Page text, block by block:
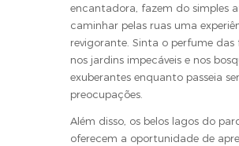
encantadora, fazem do simples
caminhar pelas ruas uma
revigorante. Sinta o perfume das
nos jardins impecáveis e nos
exuberantes enquanto passeia
preocupações.
Além disso, os belos lagos do
oferecem a oportunidade de